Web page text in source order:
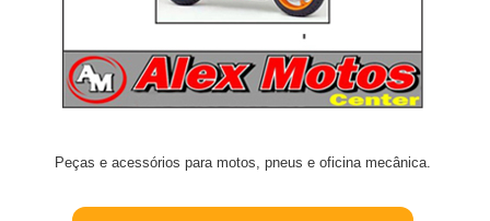
Peças e acessórios para motos, pneus e oficina mecânica.